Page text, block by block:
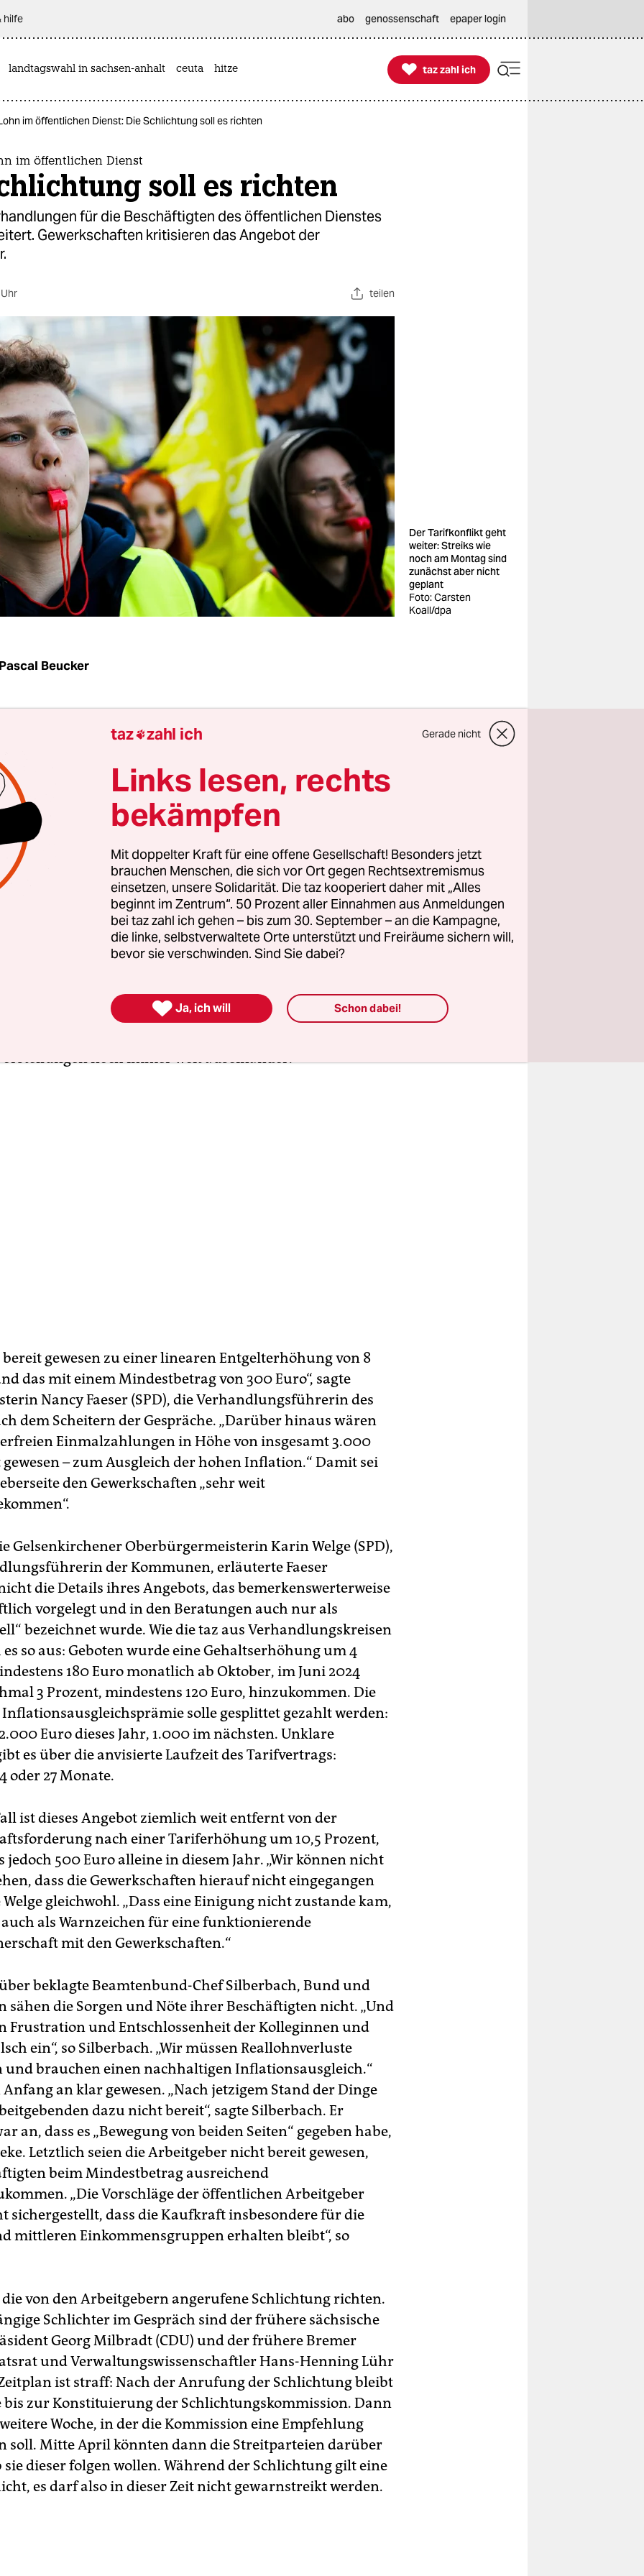
hilfe abo genossenschaft epaper login
landtagswahl in sachsen-anhalt ceuta hitze 
taz zahl ich
taz zahl ich
im öffentlichen Dienst: Die Schlichtung soll es richten
im öffentlichen Dienst
soll es richten
für die Beschäftigten des öffentlichen Dienstes
Gewerkschaften kritisieren das Angebot der
teilen
Der Tarifkonflikt geht
weiter: Streiks wie
noch am Montag sind
zunächst aber nicht
geplant
Foto: Carsten
Koall/dpa
Pascal Beucker
Frank Werneke und sein Beamtenbund-Pendant Ulrich
nach Mitternacht am Donnerstag in Potsdam vor die
war ihnen ihr Frust anzusehen. Seit Montag hatten sie
den Un­ter­händ­le­r:in­nen des Bundes und der
zu einem Kompromiss imTarifkonflikt um die
im öffentlichen Dienstzu kommen. „Hinter uns liegen
intensive Tage“, sagte Werneke müde. „Am Ende mussten
dass die Unterschiede nicht überbrückbar waren.“
Verhandlungen für die über 2,4 Millionen
der kommunalen Arbeitgeber und 134.000 des
einmal gescheitert. Nun müssen zwei unabhängige
Auch wenn der Bund und die Vereinigung der
Arbeitgeberverbände in der letzten von drei
noch immer weit auseinander.
bereit gewesen zu einer linearen Entgelterhöhung von 8
das mit einem Mindestbetrag von 300 Euro“, sagte
Nancy Faeser (SPD), die Verhandlungsführerin des
dem Scheitern der Gespräche. „Darüber hinaus wären
Einmalzahlungen in Höhe von insgesamt 3.000
– zum Ausgleich der hohen Inflation.“ Damit sei
den Gewerkschaften „sehr weit
Gelsenkirchener Oberbürgermeisterin Karin Welge (SPD),
der Kommunen, erläuterte Faeser
die Details ihres Angebots, das bemerkenswerterweise
vorgelegt und in den Beratungen auch nur als
bezeichnet wurde. Wie die taz aus Verhandlungskreisen
so aus: Geboten wurde eine Gehaltserhöhung um 4
180 Euro monatlich ab Oktober, im Juni 2024
3 Prozent, mindestens 120 Euro, hinzukommen. Die
solle gesplittet gezahlt werden:
Euro dieses Jahr, 1.000 im nächsten. Unklare
es über die anvisierte Laufzeit des Tarifvertrags:
oder 27 Monate.
ist dieses Angebot ziemlich weit entfernt von der
nach einer Tariferhöhung um 10,5 Prozent,
jedoch 500 Euro alleine in diesem Jahr. „Wir können nicht
dass die Gewerkschaften hierauf nicht eingegangen
Welge gleichwohl. „Dass eine Einigung nicht zustande kam,
als Warnzeichen für eine funktionierende
mit den Gewerkschaften.“
beklagte Beamtenbund-Chef Silberbach, Bund und
sähen die Sorgen und Nöte ihrer Beschäftigten nicht. „Und
Frustration und Entschlossenheit der Kolleginnen und
ein“, so Silberbach. „Wir müssen Reallohnverluste
brauchen einen nachhaltigen Inflationsausgleich.“
Anfang an klar gewesen. „Nach jetzigem Stand der Dinge
dazu nicht bereit“, sagte Silberbach. Er
an, dass es „Bewegung von beiden Seiten“ gegeben habe,
Letztlich seien die Arbeitgeber nicht bereit gewesen,
beim Mindestbetrag ausreichend
„Die Vorschläge der öffentlichen Arbeitgeber
sichergestellt, dass die Kaufkraft insbesondere für die
mittleren Einkommensgruppen erhalten bleibt“, so
die von den Arbeitgebern angerufene Schlichtung richten.
Schlichter im Gespräch sind der frühere sächsische
Georg Milbradt (CDU) und der frühere Bremer
und Verwaltungswissenschaftler Hans-Henning Lühr
Zeitplan ist straff: Nach der Anrufung der Schlichtung bleibt
bis zur Konstituierung der Schlichtungskommission. Dann
Woche, in der die Kommission eine Empfehlung
soll. Mitte April könnten dann die Streitparteien darüber
sie dieser folgen wollen. Während der Schlichtung gilt eine
es darf also in dieser Zeit nicht gewarnstreikt werden.
taz zahl ich Gerade nicht
Links lesen, rechts
bekämpfen
Mit doppelter Kraft für eine offene Gesellschaft! Besonders jetzt
brauchen Menschen, die sich vor Ort gegen Rechtsextremismus
einsetzen, unsere Solidarität. Die taz kooperiert daher mit „Alles
beginnt im Zentrum“. 50 Prozent aller Einnahmen aus Anmeldungen
bei taz zahl ich gehen – bis zum 30. September – an die Kampagne,
die linke, selbstverwaltete Orte unterstützt und Freiräume sichern will,
bevor sie verschwinden. Sind Sie dabei?
 Ja, ich will Schon dabei!